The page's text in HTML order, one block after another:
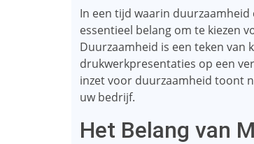
In een tijd waarin
essentieel belang om te kiezen
Duurzaamheid is een teken van
drukwerkpresentaties op een
inzet voor duurzaamheid toont
uw bedrijf.
Het Belang van